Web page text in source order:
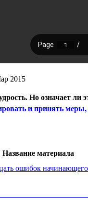
2015
Но означает
и принять меры,
Название материала
ошибок начинающего
и литературы